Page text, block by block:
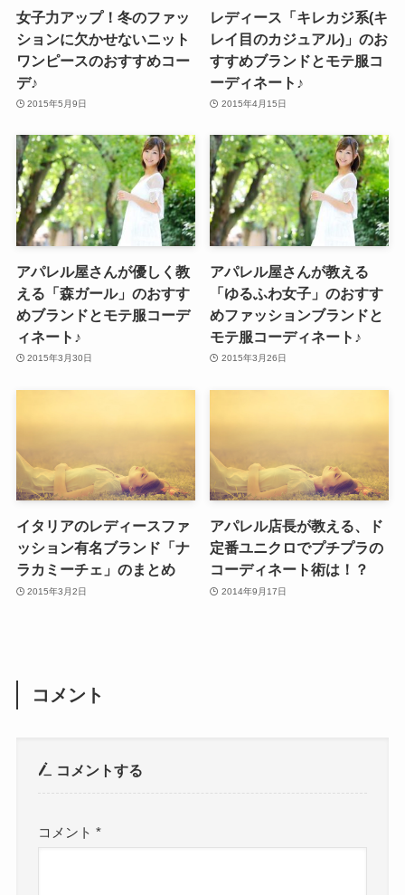
女子力アップ！冬のファッ
ションに欠かせないニット
ワンピースのおすすめコー
デ♪
2015年5月9日
レディース「キレカジ系(キ
レイ目のカジュアル)」のお
すすめブランドとモテ服コ
ーディネート♪
2015年4月15日
アパレル屋さんが優しく教
える「森ガール」のおすす
めブランドとモテ服コーデ
ィネート♪
2015年3月30日
アパレル屋さんが教える
「ゆるふわ女子」のおすす
めファッションブランドと
モテ服コーディネート♪
2015年3月26日
イタリアのレディースファ
ッション有名ブランド「ナ
ラカミーチェ」のまとめ
2015年3月2日
アパレル店長が教える、ド
定番ユニクロでプチプラの
コーディネート術は！？
2014年9月17日
コメント
コメントする
コメント*